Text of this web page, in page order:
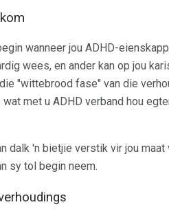
wanneer jou ADHD-
wees, en ander kan op jou
"wittebrood fase" van die
met u ADHD verband hou
dalk 'n bietjie verstik vir jou
sy tol begin neem.